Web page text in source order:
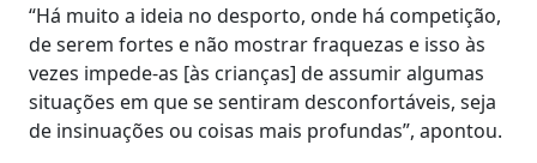
“Há muito a ideia no desporto, onde há competição,
de serem fortes e não mostrar fraquezas e isso às
vezes impede-as [às crianças] de assumir algumas
situações em que se sentiram desconfortáveis, seja
de insinuações ou coisas mais profundas”, apontou.